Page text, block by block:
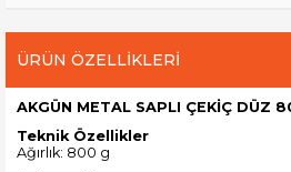
ÜRÜN ÖZELLIKLERI
AKGÜN METAL SAPLI ÇEKİÇ DÜZ
Teknik Özellikler
Ağırlık: 800 g